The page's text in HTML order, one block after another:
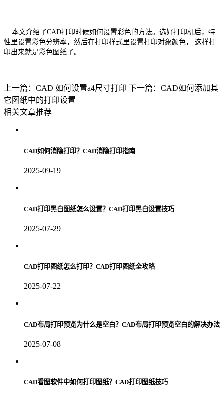
本文介绍了CAD打印时候如何设置彩色的方法。选好打印机后，特
性里设置彩色分辨率，然后在打印样式里设置打印对象颜色， 这样打
印出来就是彩色图纸了。
上一篇：CAD 如何设置a4尺寸打印 下一篇：CAD如何添加其
它图纸中的打印设置
相关文章推荐
CAD如何消隐打印？CAD消隐打印指南
2025-09-19
CAD打印黑白图纸怎么设置？CAD打印黑白设置技巧
2025-07-29
CAD打印图纸怎么打印？CAD打印图纸全攻略
2025-07-22
CAD布局打印预览为什么是空白？CAD布局打印预览空白的解决办法
2025-07-08
CAD看图软件中如何打印图纸？CAD打印图纸技巧